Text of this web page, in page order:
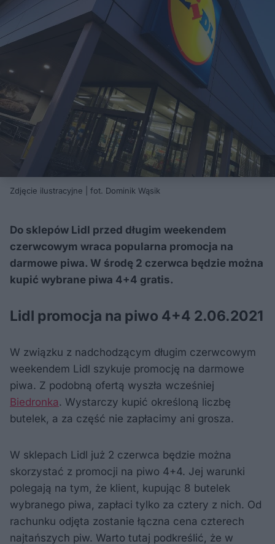
Zdjęcie ilustracyjne | fot. Dominik Wąsik
Do sklepów Lidl przed długim weekendem
czerwcowym wraca popularna promocja na
darmowe piwa. W środę 2 czerwca będzie można
kupić wybrane piwa 4+4 gratis.
Lidl promocja na piwo 4+4 2.06.2021
W związku z nadchodzącym długim czerwcowym
weekendem Lidl szykuje promocję na darmowe
piwa. Z podobną ofertą wyszła wcześniej
Biedronka. Wystarczy kupić określoną liczbę
butelek, a za część nie zapłacimy ani grosza.
W sklepach Lidl już 2 czerwca będzie można
skorzystać z promocji na piwo 4+4. Jej warunki
polegają na tym, że klient, kupując 8 butelek
wybranego piwa, zapłaci tylko za cztery z nich. Od
rachunku odjęta zostanie łączna cena czterech
najtańszych piw. Warto tutaj podkreślić, że w